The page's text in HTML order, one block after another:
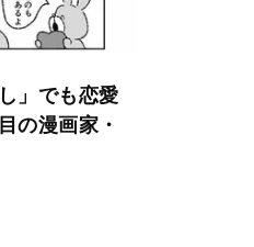
」でも恋愛
の漫画家・